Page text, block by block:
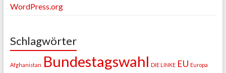
WordPress.org
Schlagwörter
Afghanistan Bundestagswahl DIE LINKE EU Europa